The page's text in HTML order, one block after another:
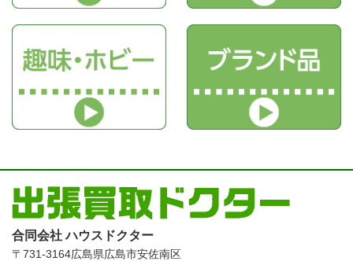
合同会社 ハウスドクター
〒731-3164広島県広島市安佐南区